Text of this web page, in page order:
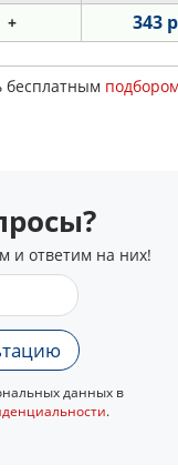
+ 343
бесплатным
и ответим на них!
данных в
.